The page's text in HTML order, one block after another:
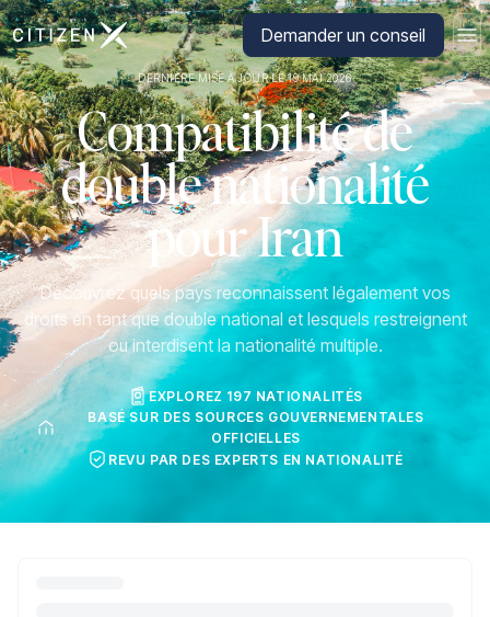
Aller à la page d'accueil de CitizenXDemander un conseil
DERNIÈRE MISE À JOUR LE 19 MAI 2026
Compatibilité de
double nationalité
pour Iran
Découvrez quels pays reconnaissent légalement vos
droits en tant que double national et lesquels restreignent
ou interdisent la nationalité multiple.
EXPLOREZ 197 NATIONALITÉS
BASÉ SUR DES SOURCES GOUVERNEMENTALES
OFFICIELLES
REVU PAR DES EXPERTS EN NATIONALITÉ